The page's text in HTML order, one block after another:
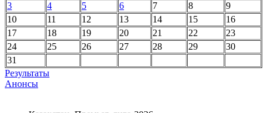
3
4 5 6 7 8
9
10
11 12 13 14 15
16
17
18 19 20 21 22
23
24
25 26 27 28 29
30
31
Результаты
Анонсы